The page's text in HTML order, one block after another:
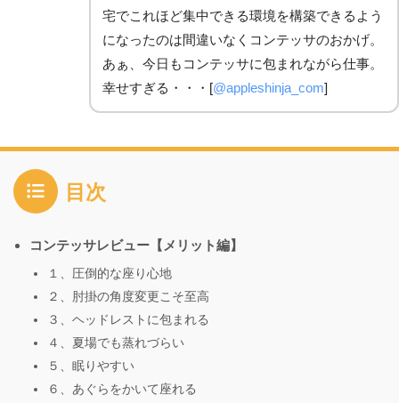
宅でこれほど集中できる環境を構築できるよう
になったのは間違いなくコンテッサのおかげ。
あぁ、今日もコンテッサに包まれながら仕事。
幸せすぎる・・・[@appleshinja_com]
目次
コンテッサレビュー【メリット編】
１、圧倒的な座り心地
２、肘掛の角度変更こそ至高
３、ヘッドレストに包まれる
４、夏場でも蒸れづらい
５、眠りやすい
６、あぐらをかいて座れる